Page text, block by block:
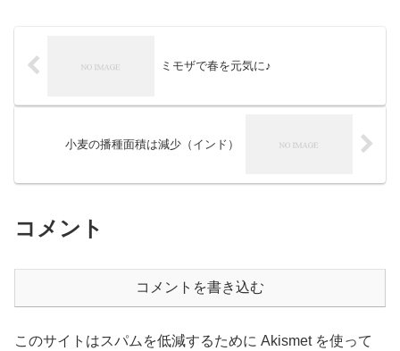
ミモザで春を元気に♪
小麦の播種面積は減少（インド）
コメント
コメントを書き込む
このサイトはスパムを低減するために Akismet を使って